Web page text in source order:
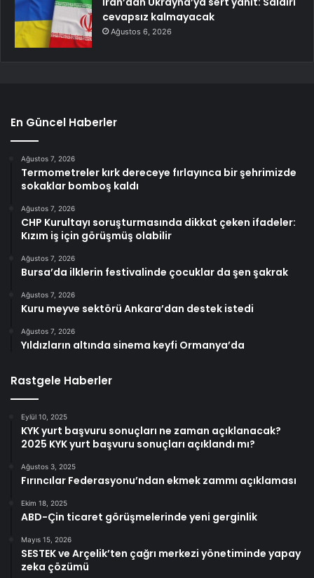
cevapsız kalmayacak
Ağustos 6, 2026
En Güncel Haberler
Ağustos 7, 2026
Termometreler kırk dereceye fırlayınca bir şehrimizde
sokaklar bomboş kaldı
Ağustos 7, 2026
CHP Kurultayı soruşturmasında dikkat çeken ifadeler:
Kızım iş için görüşmüş olabilir
Ağustos 7, 2026
Bursa’da ilklerin festivalinde çocuklar da şen şakrak
Ağustos 7, 2026
Kuru meyve sektörü Ankara’dan destek istedi
Ağustos 7, 2026
Yıldızların altında sinema keyfi Ormanya’da
Rastgele Haberler
Eylül 10, 2025
KYK yurt başvuru sonuçları ne zaman açıklanacak?
2025 KYK yurt başvuru sonuçları açıklandı mı?
Ağustos 3, 2025
Fırıncılar Federasyonu’ndan ekmek zammı açıklaması
Ekim 18, 2025
ABD-Çin ticaret görüşmelerinde yeni gerginlik
Mayıs 15, 2026
SESTEK ve Arçelik’ten çağrı merkezi yönetiminde yapay
zeka çözümü